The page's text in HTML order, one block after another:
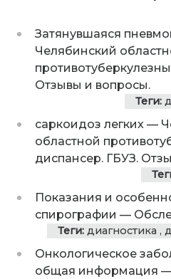
Затянувшаяся
Челябинский
Отзывы и вопросы.
Теги:
саркоидоз легких —
областной
диспансер. ГБУЗ.
Показания и
спирографии —
Теги: диагностика ,
Онкологическое
общая информация